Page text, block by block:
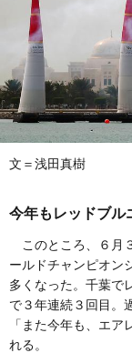
文＝浅田真樹
今年もレッドブル
このところ、６月
ールドチャンピオン
多くなった。千葉で
で３年連続３回目。
「また今年も、エ
れる。